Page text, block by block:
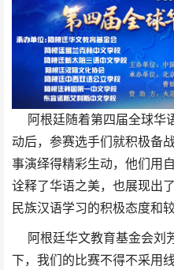
阿根廷随着第四届全球华
动后，参赛选手们就积极备
事演绎得精彩生动，他们用
诠释了华语之美，也展现出
民族汉语学习的积极态度和较
阿根廷华文教育基金会刘
下，我们的比赛不得不采用
区部分选手风采（三）